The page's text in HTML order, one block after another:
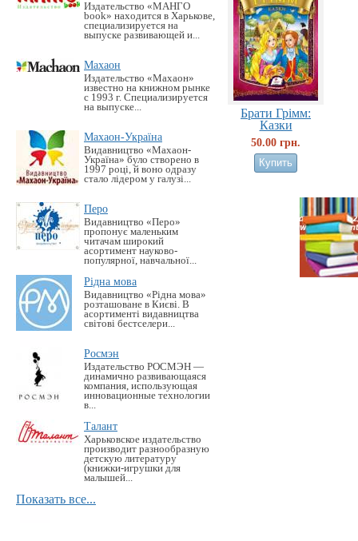
Издательство «MАНГО
book» находится в Харькове,
специализируется на
выпуске развивающей и...
Махаон
Издательство «Махаон»
известно на книжном рынке
с 1993 г. Специализируется
на выпуске...
Махаон-Україна
Видавництво «Махаон-
Україна» було створено в
1997 році, й воно одразу
стало лідером у галузі...
Перо
Видавництво «Перо»
пропонує маленьким
читачам широкий
асортимент науково-
популярної, навчальної...
Рідна мова
Видавництво «Рідна мова»
розташоване в Києві. В
асортименті видавництва
світові бестселери...
Росмэн
Издательство РОСМЭН —
динамично развивающаяся
компания, использующая
инновационные технологии
в...
Талант
Харьковское издательство
производит разнообразную
детскую литературу
(книжки-игрушки для
малышей...
Показать все...
Брати Грімм:
Казки
50.00 грн.